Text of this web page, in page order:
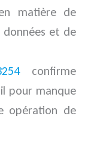
matière de
données et de
confirme
pour manque
opération de